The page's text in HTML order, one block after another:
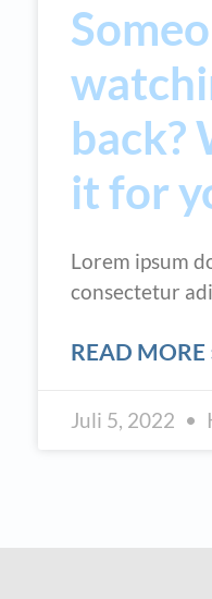
back?
it for
Lorem ipsum
consectetur
READ MORE
Juli 5, 2022